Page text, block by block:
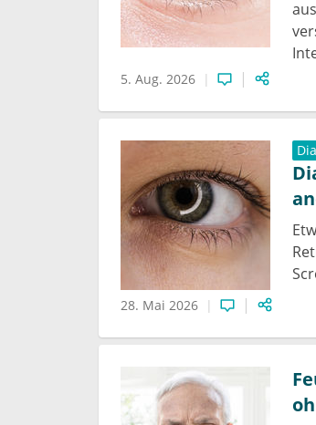
5. Aug. 2026
28. Mai 2026